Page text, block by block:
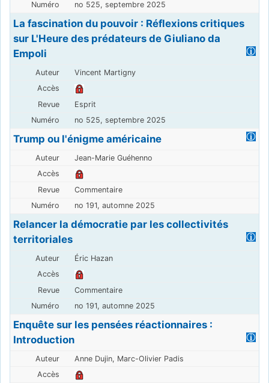
no 525, septembre 2025
La fascination du pouvoir : Réflexions critiques
sur L'Heure des prédateurs de Giuliano da
Empoli
Vincent Martigny
Esprit
no 525, septembre 2025
Trump ou l'énigme américaine
Jean-Marie Guéhenno
Commentaire
no 191, automne 2025
Relancer la démocratie par les collectivités
territoriales
Éric Hazan
Commentaire
no 191, automne 2025
Enquête sur les pensées réactionnaires :
Introduction
Anne Dujin, Marc-Olivier Padis